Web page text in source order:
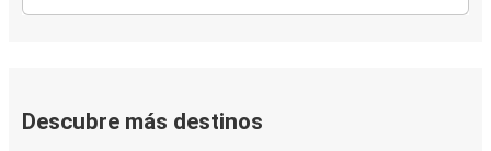
Descubre más destinos